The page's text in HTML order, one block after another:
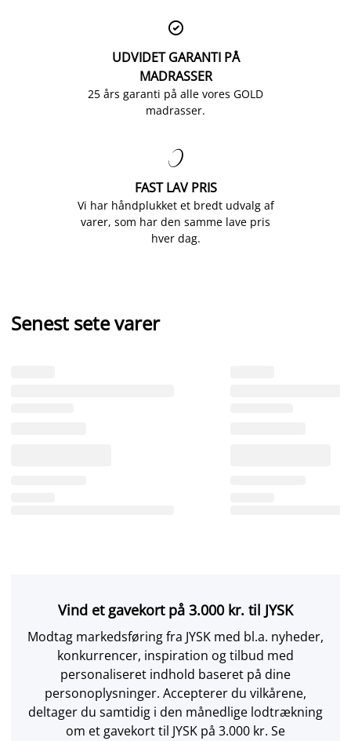

UDVIDET GARANTI PÅ
MADRASSER
25 års garanti på alle vores GOLD
madrasser.

FAST LAV PRIS
Vi har håndplukket et bredt udvalg af
varer, som har den samme lave pris
hver dag.
Senest sete varer
Vind et gavekort på 3.000 kr. til JYSK
Modtag markedsføring fra JYSK med bl.a. nyheder,
konkurrencer, inspiration og tilbud med
personaliseret indhold baseret på dine
personoplysninger. Accepterer du vilkårene,
deltager du samtidig i den månedlige lodtrækning
om et gavekort til JYSK på 3.000 kr. Se